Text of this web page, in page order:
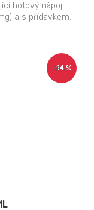
hotový nápoj
a s přídavkem...
55 Kč
–14 %